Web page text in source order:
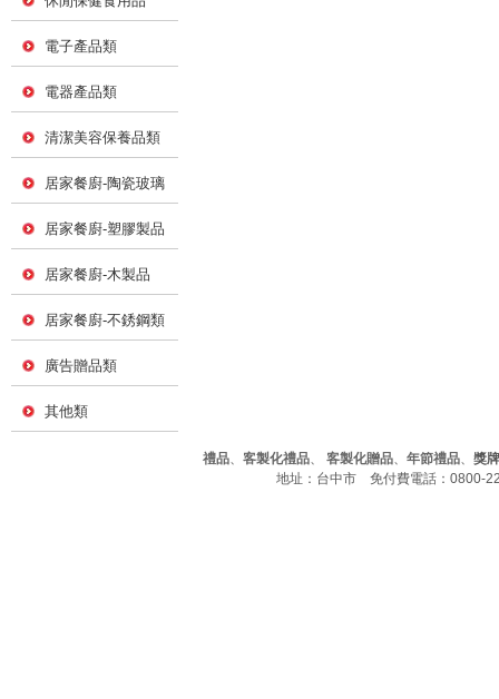
電子產品類
電器產品類
清潔美容保養品類
居家餐廚-陶瓷玻璃
居家餐廚-塑膠製品
居家餐廚-木製品
居家餐廚-不銹鋼類
廣告贈品類
其他類
禮品、 客製化禮品、 客製化贈品、 年節禮品、 獎
地址：台中市 免付費電話：0800-